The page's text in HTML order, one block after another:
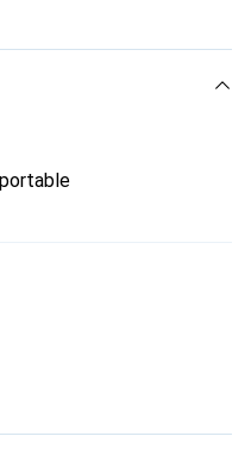
de haute qualité et
clientèle exigeante.